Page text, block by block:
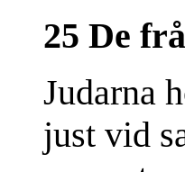
25 De
Judarna
just vid